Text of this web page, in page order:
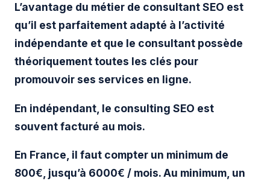
L’avantage du métier de consultant SEO est
qu’il est parfaitement adapté à l’activité
indépendante et que le consultant possède
théoriquement toutes les clés pour
promouvoir ses services en ligne.
En indépendant, le consulting SEO est
souvent facturé au mois.
En France, il faut compter un minimum de
800€, jusqu’à 6000€ / mois. Au minimum, un